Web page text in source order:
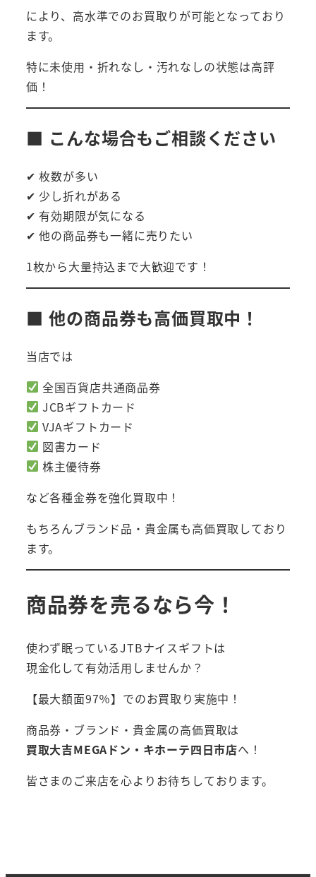
により、高水準でのお買取りが可能となっており
ます。
特に未使用・折れなし・汚れなしの状態は高評
価！
■ こんな場合もご相談ください
✔ 枚数が多い
✔ 少し折れがある
✔ 有効期限が気になる
✔ 他の商品券も一緒に売りたい
1枚から大量持込まで大歓迎です！
■ 他の商品券も高価買取中！
当店では
全国百貨店共通商品券
JCBギフトカード
VJAギフトカード
図書カード
株主優待券
など各種金券を強化買取中！
もちろんブランド品・貴金属も高価買取しており
ます。
商品券を売るなら今！
使わず眠っているJTBナイスギフトは
現金化して有効活用しませんか？
【最大額面97％】でのお買取り実施中！
商品券・ブランド・貴金属の高価買取は
買取大吉MEGAドン・キホーテ四日市店へ！
皆さまのご来店を心よりお待ちしております。